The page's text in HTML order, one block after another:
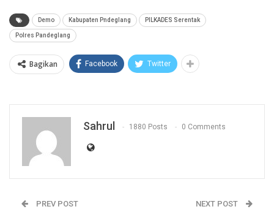
Demo Kabupaten Pndeglang PILKADES Serentak
Polres Pandeglang
Bagikan Facebook Twitter
Sahrul 1880 Posts 0 Comments
PREV POST NEXT POST